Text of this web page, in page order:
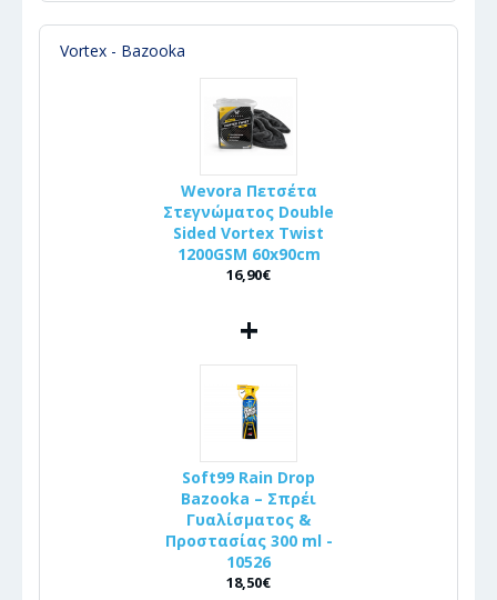
Vortex - Bazooka
Wevora Πετσέτα
Στεγνώματος Double
Sided Vortex Twist
1200GSM 60x90cm
16,90€
+
Soft99 Rain Drop
Bazooka – Σπρέι
Γυαλίσματος &
Προστασίας 300 ml -
10526
18,50€